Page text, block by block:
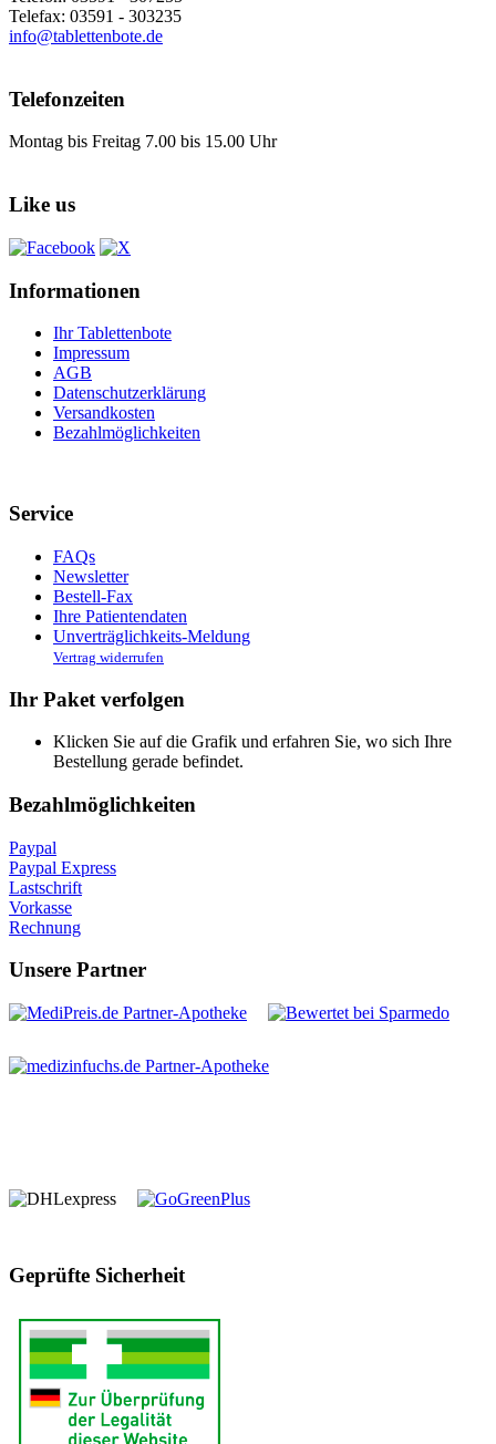
Telefax: 03591 - 303235
info@tablettenbote.de
Telefonzeiten
Montag bis Freitag 7.00 bis 15.00 Uhr
Like us
Informationen
Ihr Tablettenbote
Impressum
AGB
Datenschutzerklärung
Versandkosten
Bezahlmöglichkeiten
Service
FAQs
Newsletter
Bestell-Fax
Ihre Patientendaten
Unverträglichkeits-Meldung
Vertrag widerrufen
Ihr Paket verfolgen
Klicken Sie auf die Grafik und erfahren Sie, wo sich Ihre
Bestellung gerade befindet.
Bezahlmöglichkeiten
Paypal
Paypal Express
Lastschrift
Vorkasse
Rechnung
Unsere Partner
Geprüfte Sicherheit